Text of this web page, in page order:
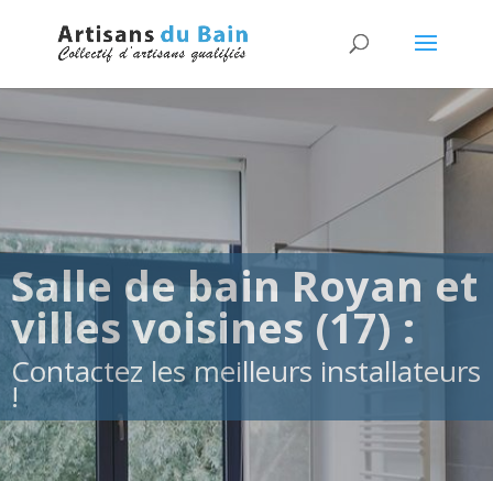
Salle de bain Royan et
villes voisines (17) :
Contactez les meilleurs installateurs
!